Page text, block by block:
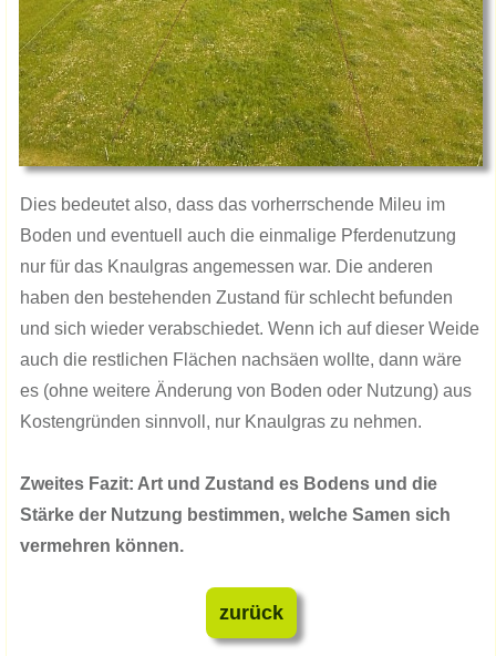
Dies bedeutet also, dass das vorherrschende Mileu im
Boden und eventuell auch die einmalige Pferdenutzung
nur für das Knaulgras angemessen war. Die anderen
haben den bestehenden Zustand für schlecht befunden
und sich wieder verabschiedet. Wenn ich auf dieser Weide
auch die restlichen Flächen nachsäen wollte, dann wäre
es (ohne weitere Änderung von Boden oder Nutzung) aus
Kostengründen sinnvoll, nur Knaulgras zu nehmen.
Zweites Fazit: Art und Zustand es Bodens und die
Stärke der Nutzung bestimmen, welche Samen sich
vermehren können.
zurück